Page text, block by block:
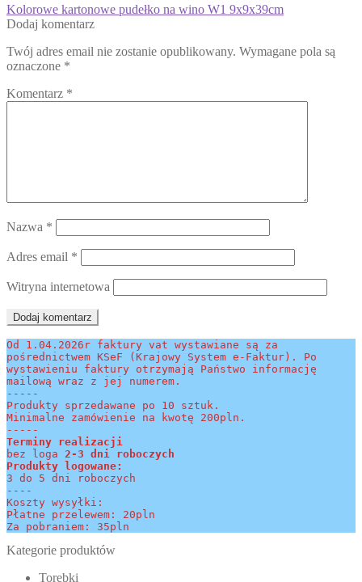
Nawigacja
wpisu
Poprzedni
wpis:
Kolorowe kartonowe pudełko na wino W1 9x9x39cm
Dodaj komentarz
Twój adres email nie zostanie opublikowany. Wymagane pola są
oznaczone *
Komentarz *
Nazwa *
Adres email *
Witryna internetowa
Od 1.04.2026r faktury vat wystawiane są za
pośrednictwem KSeF (Krajowy System e-Faktur). Po
wystawieniu faktury otrzymają Państwo informację
mailową wraz z jej numerem.
-----
Produkty sprzedawane po 10 sztuk.
Minimalne zamówienie na kwotę 200pln.
-----
Terminy realizacji
bez loga 2-3 dni roboczych
Produkty logowane:
3 do 5 dni roboczych
----
Koszty wysyłki:
Płatne przelewem: 20pln
Za pobraniem: 35pln
Kategorie produktów
Torebki